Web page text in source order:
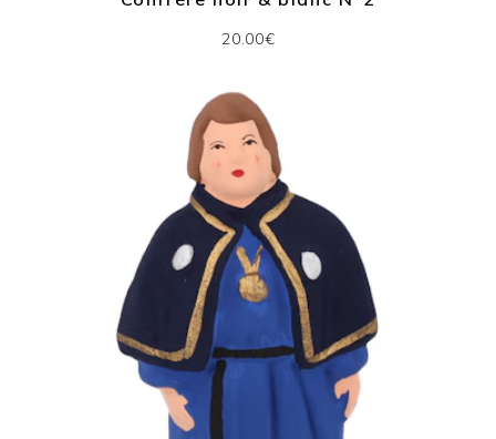
20.00€